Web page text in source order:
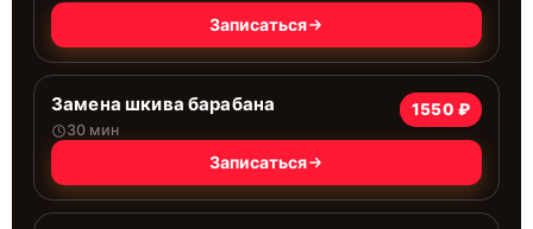
Записаться
Замена шкива барабана
30 мин
1550 ₽
Записаться